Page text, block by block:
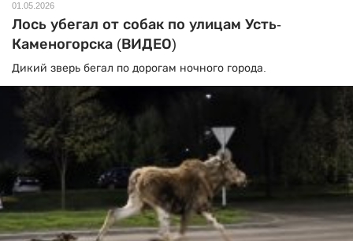
01.05.2026
Лось убегал от собак по улицам Усть-
Каменогорска (ВИДЕО)
Дикий зверь бегал по дорогам ночного города.